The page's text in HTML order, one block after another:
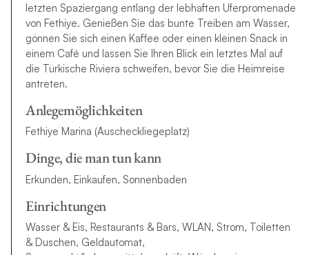
letzten Spaziergang entlang der lebhaften Uferpromenade
von Fethiye. Genießen Sie das bunte Treiben am Wasser,
gönnen Sie sich einen Kaffee oder einen kleinen Snack in
einem Café und lassen Sie Ihren Blick ein letztes Mal auf
die Türkische Riviera schweifen, bevor Sie die Heimreise
antreten.
Anlegemöglichkeiten
Fethiye Marina (Auscheckliegeplatz)
Dinge, die man tun kann
Erkunden, Einkaufen, Sonnenbaden
Einrichtungen
Wasser & Eis, Restaurants & Bars, WLAN, Strom, Toiletten
& Duschen, Geldautomat,